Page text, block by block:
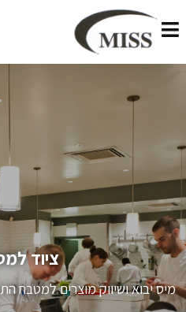
ציוד
מיס יבוא ושיווק מוצרים למטבח